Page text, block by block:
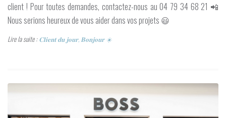
client ! Pour toutes demandes, contactez-nous au 04 79 34 68 21 📲
Nous serions heureux de vous aider dans vos projets 😃
Lire la suite :𝐂𝐥𝐢𝐞𝐧𝐭 𝐝𝐮 𝐣𝐨𝐮𝐫, 𝐁𝐨𝐧𝐣𝐨𝐮𝐫 ☀️